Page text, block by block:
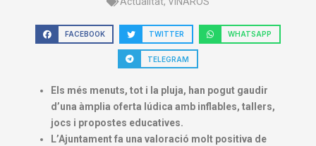
FACEBOOK TWITTER WHATSAPP
TELEGRAM
Els més menuts, tot i la pluja, han pogut gaudir
d’una àmplia oferta lúdica amb inflables, tallers,
jocs i propostes educatives.
L’Ajuntament fa una valoració molt positiva de